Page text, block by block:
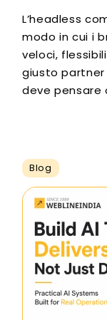
L’headless
modo in cui i
veloci,
giusto
deve
Blog